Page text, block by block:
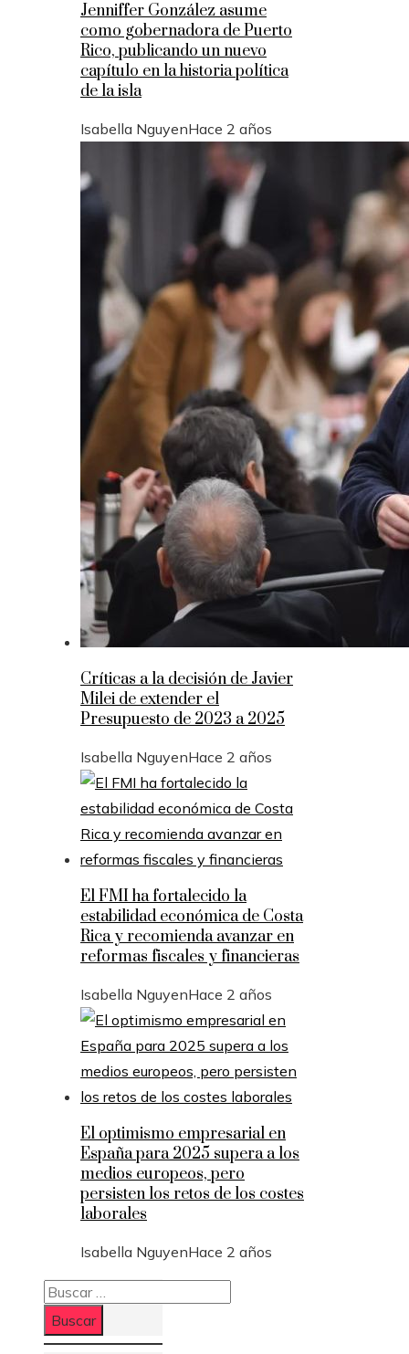
Jenniffer González asume
como gobernadora de Puerto
Rico, publicando un nuevo
capítulo en la historia política
de la isla
Isabella NguyenHace 2 años
Críticas a la decisión de Javier
Milei de extender el
Presupuesto de 2023 a 2025
Isabella NguyenHace 2 años
El FMI ha fortalecido la
estabilidad económica de Costa
Rica y recomienda avanzar en
reformas fiscales y financieras
Isabella NguyenHace 2 años
El optimismo empresarial en
España para 2025 supera a los
medios europeos, pero
persisten los retos de los costes
laborales
Isabella NguyenHace 2 años
Buscar: